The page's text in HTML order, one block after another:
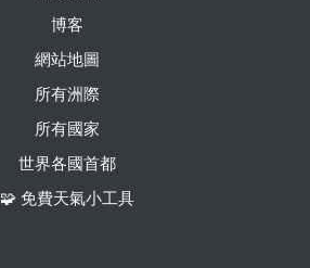
博客
網站地圖
所有洲際
所有國家
世界各國首都
🧩 免費天氣小工具